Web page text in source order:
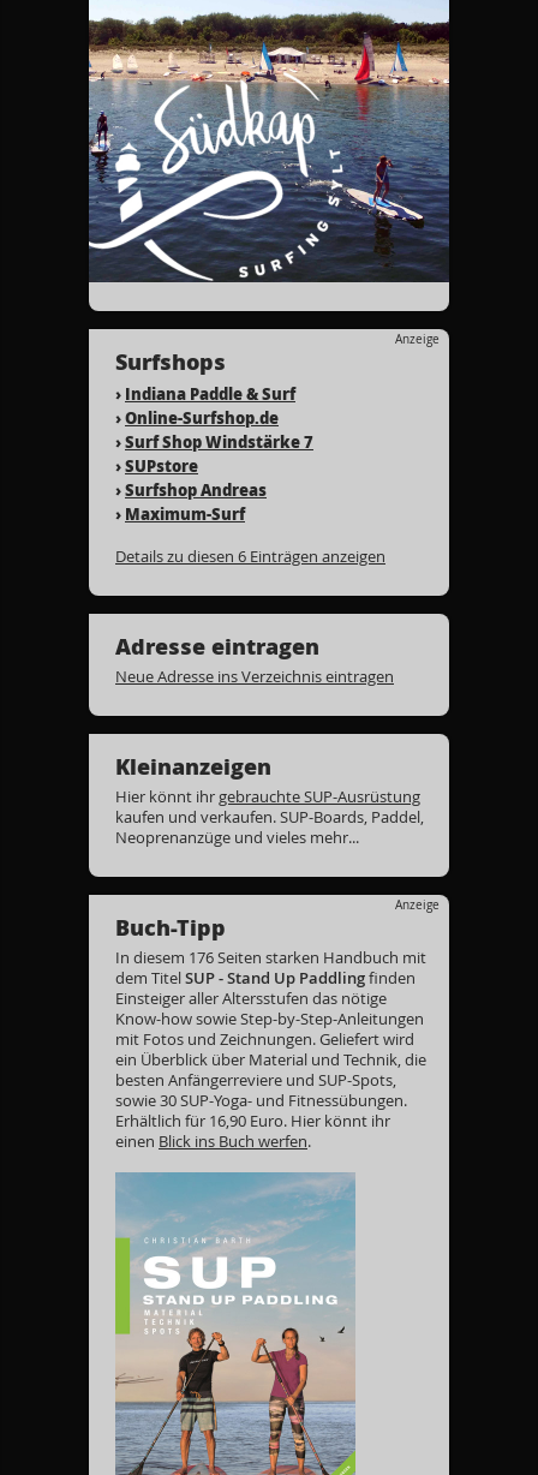
Anzeige
Surfshops
› Indiana Paddle & Surf
›Online-Surfshop.de
›Surf Shop Windstärke 7
›SUPstore
›Surfshop Andreas
› Maximum-Surf
Details zu diesen 6 Einträgen anzeigen
Adresse eintragen
Neue Adresse ins Verzeichnis eintragen
Kleinanzeigen
Hier könnt ihrgebrauchte SUP-Ausrüstung
kaufen und verkaufen. SUP-Boards, Paddel,
Neoprenanzüge und vieles mehr...
Anzeige
Buch-Tipp
In diesem 176 Seiten starken Handbuch mit
dem TitelSUP - Stand Up Paddlingfinden
Einsteiger aller Altersstufen das nötige
Know-how sowie Step-by-Step-Anleitungen
mit Fotos und Zeichnungen. Geliefert wird
ein Überblick über Material und Technik, die
besten Anfängerreviere und SUP-Spots,
sowie 30 SUP-Yoga- und Fitnessübungen.
Erhältlich für 16,90 Euro. Hier könnt ihr
einen Blick ins Buch werfen.